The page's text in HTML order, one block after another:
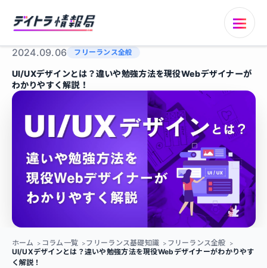
2024.09.06 フリーランス全般
UI/UXデザインとは？違いや勉強方法を現役Webデザイナーが
わかりやすく解説！
ホーム コラム一覧 フリーランス基礎知識
フリーランス全般
UI/UXデザインとは？違いや勉強方法を現役Webデザイナーがわかりやす
く解説！